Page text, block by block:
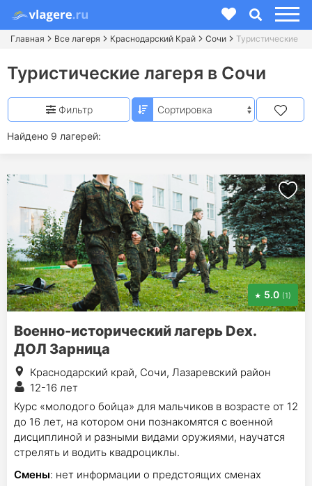
Главная Все лагеря Краснодарский Край Сочи Туристические
Туристические лагеря в Сочи
Найдено 9 лагерей:
Фильтр
5.0 (1)
Военно-исторический лагерь Dex.
ДОЛ Зарница
Краснодарский край, Сочи, Лазаревский район
12-16 лет
Курс «молодого бойца» для мальчиков в возрасте от 12
до 16 лет, на котором они познакомятся с военной
дисциплиной и разными видами оружиями, научатся
стрелять и водить квадроциклы.
Смены: нет информации о предстоящих сменах